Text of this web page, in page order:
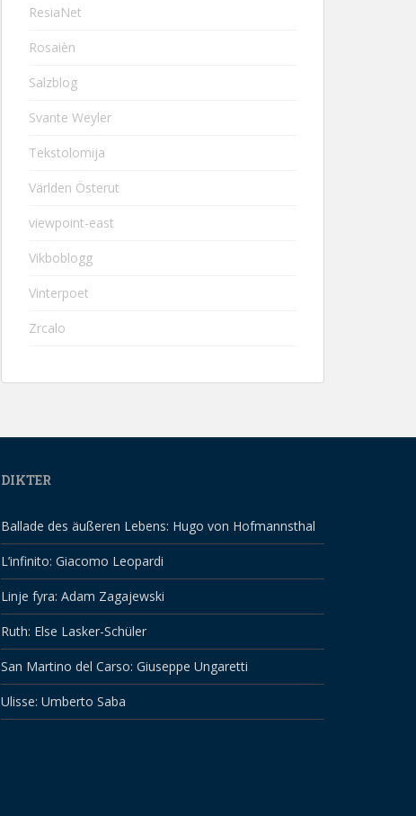
ResiaNet
Rosaièn
Salzblog
Svante Weyler
Tekstolomija
Världen Österut
viewpoint-east
Vikboblogg
Vinterpoet
Zrcalo
DIKTER
Ballade des äußeren Lebens: Hugo von Hofmannsthal
L’infinito: Giacomo Leopardi
Linje fyra: Adam Zagajewski
Ruth: Else Lasker-Schüler
San Martino del Carso: Giuseppe Ungaretti
Ulisse: Umberto Saba